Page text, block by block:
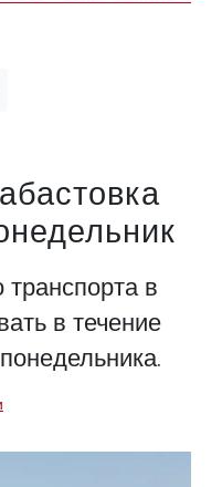
транспорта в
в течение